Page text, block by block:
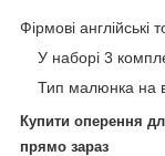
Фірмові англійські
У наборі 3
Тип малюнка на
Купити оперення
прямо зараз